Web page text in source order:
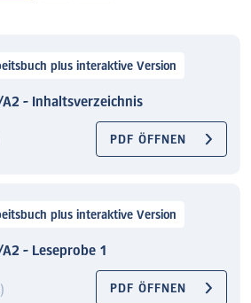
plus interaktive Version
- Inhaltsverzeichnis
PDF ÖFFNEN
plus interaktive Version
- Leseprobe 1
PDF ÖFFNEN